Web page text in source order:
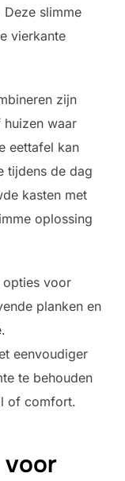
slimme
vierkante
zijn
waar
eettafel kan
tijdens de dag
kasten met
oplossing
opties voor
planken en
eenvoudiger
te behouden
of comfort.
voor